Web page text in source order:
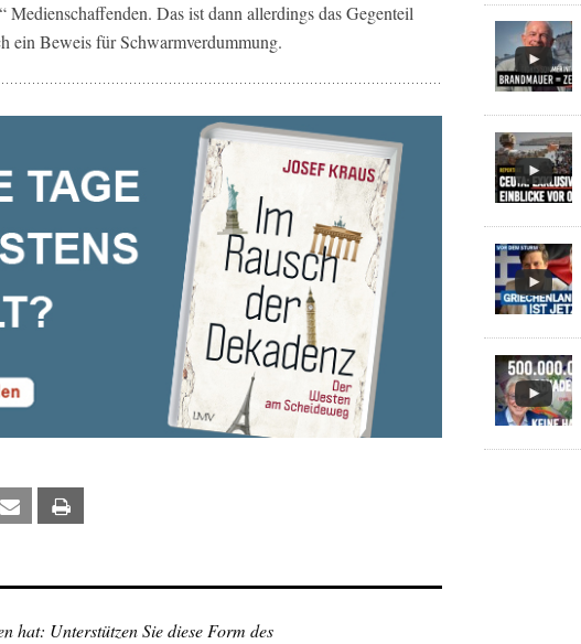
Medienschaffenden. Das ist dann allerdings das Gegenteil
ein Beweis für Schwarmverdummung.
Email
hat: Unterstützen Sie diese Form des